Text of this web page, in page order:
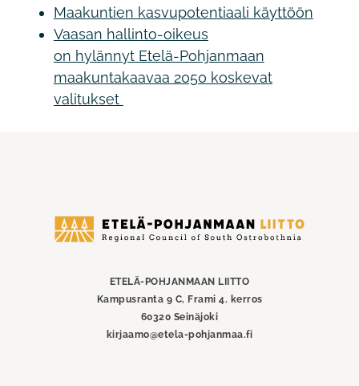
Maakuntien kasvupotentiaali käyttöön
Vaasan hallinto-oikeus
on hylännyt Etelä-Pohjanmaan
maakuntakaavaa 2050 koskevat
valitukset
Etelä-
ETELÄ-POHJANMAAN LIITTO
Kampusranta 9 C, Frami 4. kerros
60320 Seinäjoki
kirjaamo@etela-pohjanmaa.fi